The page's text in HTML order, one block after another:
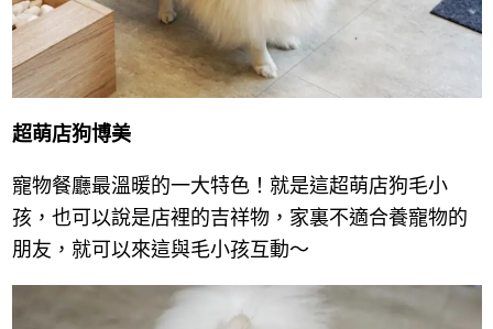
超萌店狗博美
寵物餐廳最溫暖的一大特色！就是這超萌店狗毛小
孩，也可以說是店裡的吉祥物，家裏不適合養寵物的
朋友，就可以來這與毛小孩互動～